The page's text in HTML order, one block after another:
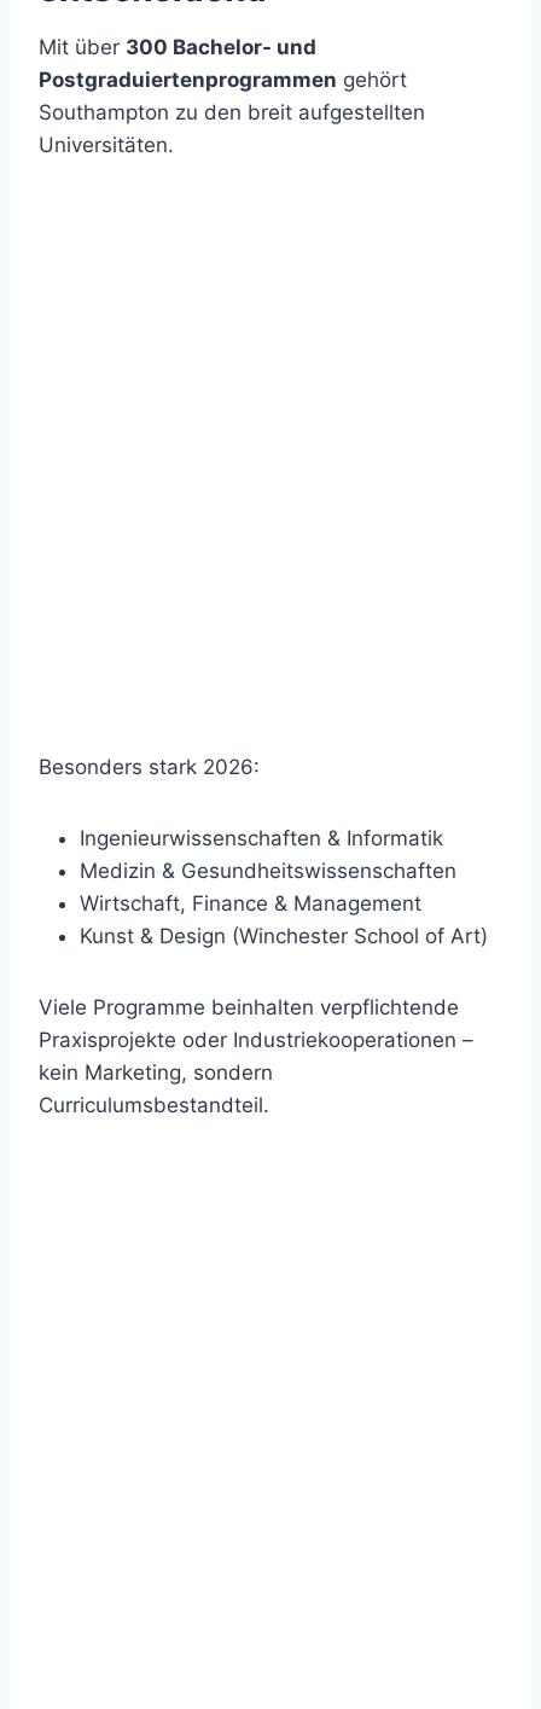
Mit über 300 Bachelor- und
Postgraduiertenprogrammen gehört
Southampton zu den breit aufgestellten
Universitäten.
Besonders stark 2026:
Ingenieurwissenschaften & Informatik
Medizin & Gesundheitswissenschaften
Wirtschaft, Finance & Management
Kunst & Design (Winchester School of Art)
Viele Programme beinhalten verpflichtende
Praxisprojekte oder Industriekooperationen –
kein Marketing, sondern
Curriculumsbestandteil.